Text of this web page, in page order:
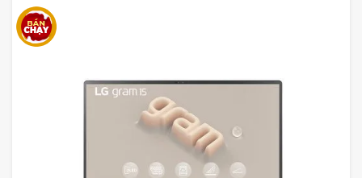
SFG14-73-75YM mang lại sự tiện lợi mà không làm
giảm hiệu suất. Công nghệ tiên tiến cho phép
laptop Acer Swift Go AI hoạt động mượt mà và
Trái ngược với những mẫu thiết kế cồng kềnh,
laptop Acer nhỏ gọn mang đến khả năng sử dụng
linh hoạt. Laptop không chỉ phù hợp cho công việc